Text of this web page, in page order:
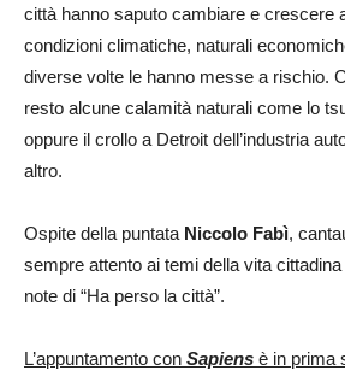
città hanno saputo cambiare e crescere
condizioni climatiche, naturali
diverse volte le hanno messe a rischio.
resto alcune calamità naturali come lo
oppure il crollo a Detroit dell’industria
altro.
Ospite della puntata Niccolo Fabì,
sempre attento ai temi della vita
note di “Ha perso la città”.
L’appuntamento con Sapiens è in prima